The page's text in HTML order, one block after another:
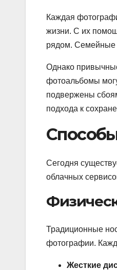
Каждая
жизни. С их
рядом. Семейные
Однако
фотоальбомы
подвержены
подхода к
Сегодня
облачных
Традиционные
фотографии.
Жесткие